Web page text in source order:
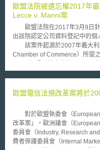
包括「醫療保險可攜與責任法
Accountability Act, “HIPAA”）
Standard）之相關規定，以
訂立的標準之下，任何人員或
合法律所授予的接近與使用之要
須具備對個人醫療資訊加密與
整。除了以上的要求，這些標
（Security Assertion Mark-up
the Advancement of Structured
歐盟法院被遺忘權2017年
Lecce v. Manni案
歐盟法院在2017年3月9日針
出該院認定公司資料登記中的個
該案件起源於2007年義大利
Chamber of Commerce）所提
處之資料清楚顯示其於1992年
之前所任職公司後來進入清算程
提起上訴，該院則決定聲請歐
序。 歐盟法院的判決指出：公司登記資料的公開性質，乃基於確保公
司間以及與第三人間之法律安定
有限公司的第三人之利益。考
制資料存取的時間在會員國各有
歐盟電信法規改革案將於
對於歐盟執委會（European
改革案」，歐洲議會（
委員會（Industry, Research
費者保護委員會（Internal